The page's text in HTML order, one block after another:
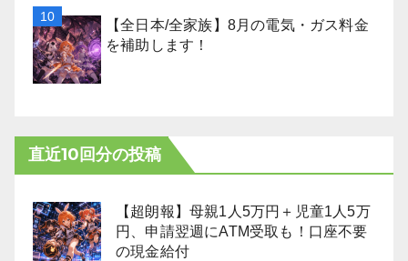
【全日本/全家族】8月の電気・ガス料金
を補助します！
直近10回分の投稿
【超朗報】母親1人5万円＋児童1人5万
円、申請翌週にATM受取も！口座不要
の現金給付